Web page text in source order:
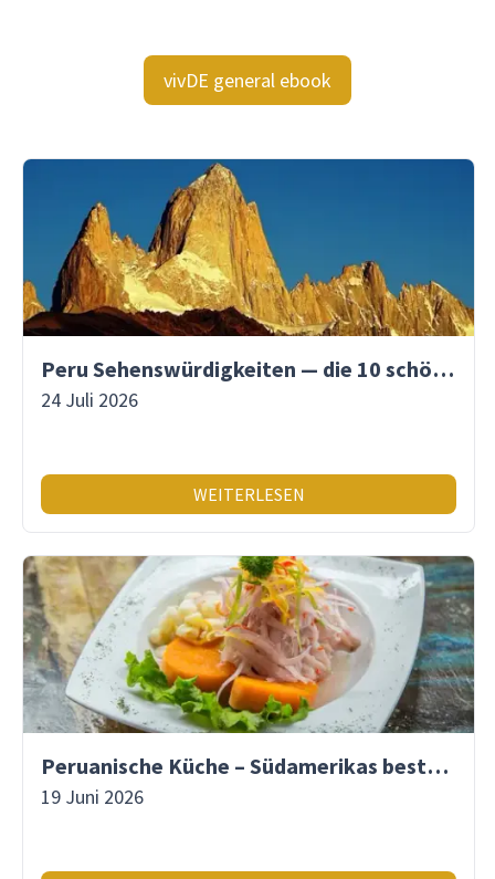
vivDE general ebook
Peru Sehenswürdigkeiten — die 10 schönsten Orte
24 Juli 2026
WEITERLESEN
Peruanische Küche – Südamerikas beste Gastronomie
19 Juni 2026